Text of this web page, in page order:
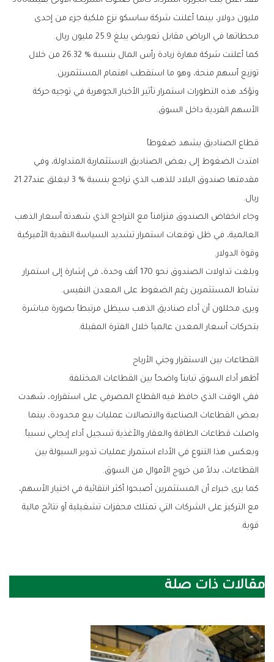
‬محطاتها‭ ‬في‭ ‬الرياض‭ ‬مقابل‭ ‬تعويض‭ ‬يبلغ‭ ‬25‭.‬9‭ ‬مليون‭ ‬ريال‭.‬
‬توزيع‭ ‬أسهم‭ ‬منحة،‭ ‬وهو‭ ‬ما‭ ‬استقطب‭ ‬اهتمام‭ ‬المستثمرين‭.‬
‬الأسهم‭ ‬الفردية‭ ‬داخل‭ ‬السوق‭.‬
قطاع‭ ‬الصناديق‭ ‬يشهد‭ ‬ضغوطاً
‬مقدمتها‭ ‬صندوق‭ ‬البلاد‭ ‬للذهب‭ ‬الذي‭ ‬تراجع‭ ‬بنسبة‭ ‬3‭ % ‬ليغلق‭ ‬عند‭ ‬21‭.‬27‭
‬ريال‭.‬
‬وقوة‭ ‬الدولار‭.‬
‬نشاط‭ ‬المستثمرين‭ ‬رغم‭ ‬الضغوط‭ ‬على‭ ‬المعدن‭ ‬النفيس‭.‬
‬بتحركات‭ ‬أسعار‭ ‬المعدن‭ ‬عالمياً‭ ‬خلال‭ ‬الفترة‭ ‬المقبلة‭.‬
القطاعات‭ ‬بين‭ ‬الاستقرار‭ ‬وجني‭ ‬الأرباح
أظهر‭ ‬أداء‭ ‬السوق‭ ‬تبايناً‭ ‬واضحاً‭ ‬بين‭ ‬القطاعات‭ ‬المختلفة‭.‬
‬واصلت‭ ‬قطاعات‭ ‬الطاقة‭ ‬والعقار‭ ‬والأغذية‭ ‬تسجيل‭ ‬أداء‭ ‬إيجابي‭ ‬نسبياً‭.‬
‬القطاعات،‭ ‬بدلاً‭ ‬من‭ ‬خروج‭ ‬الأموال‭ ‬من‭ ‬السوق‭.‬
‬قوية‭.‬
مقالات ذات صلة